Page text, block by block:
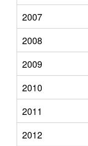
2007
2008
2009
2010
2011
2012